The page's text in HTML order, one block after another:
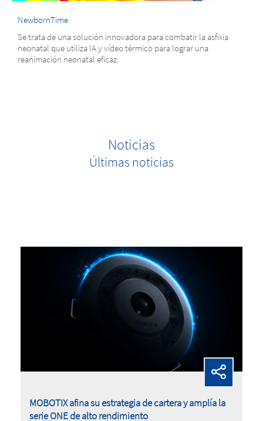
NewbornTime
Se trata de una solución innovadora para combatir la asfixia
neonatal que utiliza IA y vídeo térmico para lograr una
reanimación neonatal eficaz.
Noticias
Últimas noticias
MOBOTIX afina su estrategia de cartera y amplía la
serie ONE de alto rendimiento